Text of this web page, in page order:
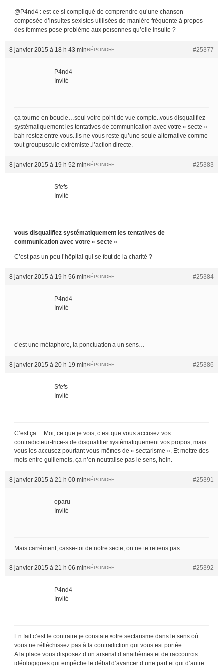
@P4nd4 : est-ce si compliqué de comprendre qu’une chanson
composée d’insultes sexistes utilisées de manière fréquente à propos
des femmes pose problème aux personnes qu’elle insulte ?
8 janvier 2015 à 18 h 43 min #25377
RÉPONDRE
P4nd4
Invité
ça tourne en boucle…seul votre point de vue compte..vous disqualifiez
systématiquement les tentatives de communication avec votre « secte »
bah restez entre vous..ils ne vous reste qu’une seule alternative comme
tout groupuscule extrémiste..l’action directe.
8 janvier 2015 à 19 h 52 min #25383
RÉPONDRE
Sfefs
Invité
vous disqualifiez systématiquement les tentatives de
communication avec votre « secte »
C’est pas un peu l’hôpital qui se fout de la charité ?
8 janvier 2015 à 19 h 56 min #25384
RÉPONDRE
P4nd4
Invité
c’est une métaphore, la ponctuation a un sens…
8 janvier 2015 à 20 h 19 min #25386
RÉPONDRE
Sfefs
Invité
C’est ça… Moi, ce que je vois, c’est que vous accusez vos
contradicteur-trice-s de disqualifier systématiquement vos propos, mais
vous les accusez pourtant vous-mêmes de « sectarisme ». Et mettre des
mots entre guillemets, ça n’en neutralise pas le sens, hein.
8 janvier 2015 à 21 h 00 min #25391
RÉPONDRE
oparu
Invité
Mais carrément, casse-toi de notre secte, on ne te retiens pas.
8 janvier 2015 à 21 h 06 min #25392
RÉPONDRE
P4nd4
Invité
En fait c’est le contraire je constate votre sectarisme dans le sens où
vous ne réfléchissez pas à la contradiction qui vous est portée.
A la place vous disposez d’un arsenal d’anathèmes et de raccourcis
idéologiques qui empêche le débat d’avancer d’une part et qui d’autre